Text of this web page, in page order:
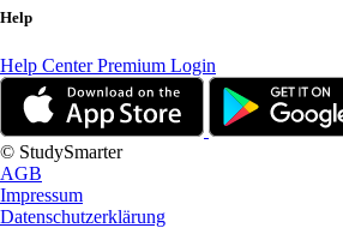
Help
Help CenterPremium Login
© StudySmarter
AGB
Impressum
Datenschutzerklärung